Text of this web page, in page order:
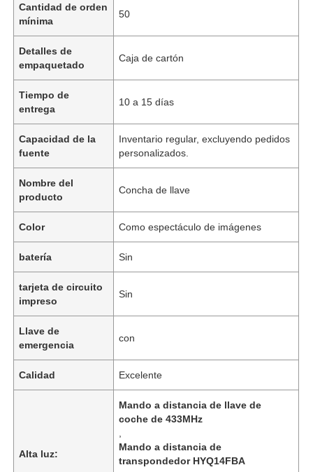
Cantidad de orden
mínima
50
Detalles de
empaquetado
Caja de cartón
Tiempo de
entrega
10 a 15 días
Capacidad de la
fuente
Inventario regular, excluyendo pedidos
personalizados.
Nombre del
producto
Concha de llave
Color Como espectáculo de imágenes
batería Sin
tarjeta de circuito
impreso
Sin
Llave de
emergencia
con
Calidad Excelente
Alta luz:
Mando a distancia de llave de
coche de 433MHz
Mando a distancia de
transpondedor HYQ14FBA